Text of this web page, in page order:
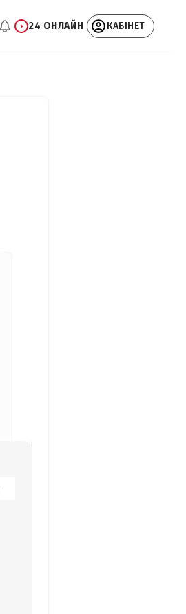
24 ОНЛАЙН КАБІНЕТ